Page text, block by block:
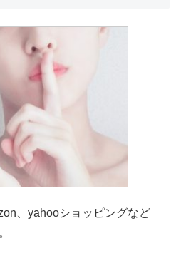
、yahooショッピングなど